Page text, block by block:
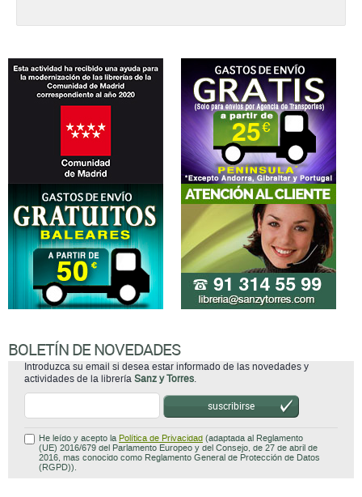
BOLETÍN DE NOVEDADES
Introduzca su email si desea estar informado de las novedades y
actividades de la librería Sanz y Torres.
suscribirse
He leído y acepto la Política de Privacidad (adaptada al Reglamento
(UE) 2016/679 del Parlamento Europeo y del Consejo, de 27 de abril de
2016, mas conocido como Reglamento General de Protección de Datos
(RGPD)).